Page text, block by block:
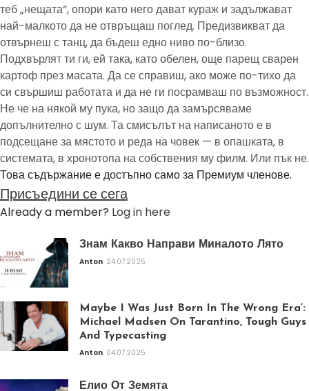
теб „нещата“, опори като него дават кураж и задължават
най-малкото да не отвръщаш поглед. Предизвикват да
отвърнеш с танц, да бъдеш едно ниво по-близо.
Подхвърлят ти ги, ей така, като обелен, още парещ сварен
картоф през масата. Да се справиш, ако може по-тихо да
си свършиш работата и да не ги посрамваш по възможност.
Не че на някой му пука, но защо да замърсяваме
допълнително с шум. Та смисълът на написаното е в
подсещане за мястото и реда на човек — в опашката, в
системата, в хронотопа на собствения му филм. Или пък не.
Това съдържание е достъпно само за Премиум членове.
Присъедини се сега
Already a member? Log in here
Знам Какво Направи Миналото Лято
Anton 24.07.2025
Maybe I Was Just Born In The Wrong Era’:
Michael Madsen On Tarantino, Tough Guys
And Typecasting
Anton 04.07.2025
Елио От Земята